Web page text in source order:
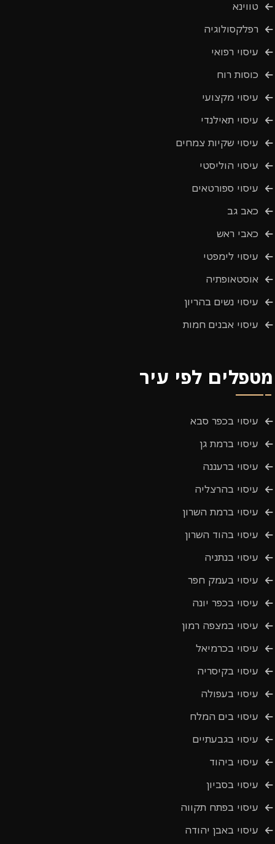
טווינא
רפלקסולוגיה
עיסוי רפואי
כוסות רוח
עיסוי מקצועי
עיסוי תאילנדי
עיסוי שקיות צמחים
עיסוי הוליסטי
עיסוי ספורטאים
כאב גב
כאבי ראש
עיסוי לימפטי
אוסטאופתיה
עיסוי נשים בהריון
עיסוי אבנים חמות
מטפלים לפי עיר
עיסוי בכפר סבא
עיסוי ברמת גן
עיסוי ברעננה
עיסוי בהרצליה
עיסוי ברמת השרון
עיסוי בהוד השרון
עיסוי בנתניה
עיסוי בעמק חפר
עיסוי בכפר יונה
עיסוי במצפה רמון
עיסוי בכרמיאל
עיסוי בקיסריה
עיסוי בעפולה
עיסוי בים המלח
עיסוי בגבעתיים
עיסוי ביהוד
עיסוי בסביון
עיסוי בפתח תקווה
עיסוי באבן יהודה